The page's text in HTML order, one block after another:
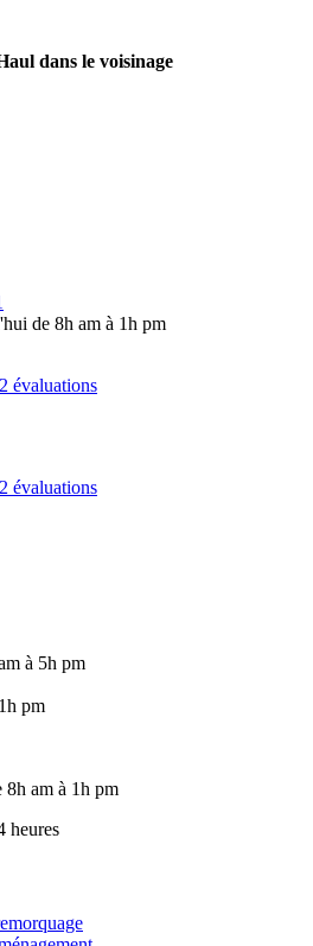
dans le voisinage
de 8h am à 1h pm
2 évaluations
2 évaluations
à 5h pm
pm
am à 1h pm
heures